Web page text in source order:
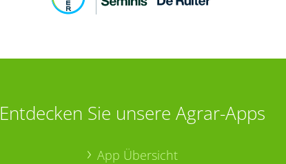
Entdecken Sie unsere Agrar-Apps
App Übersicht